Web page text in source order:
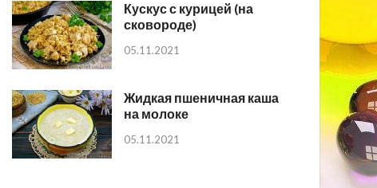
Кускус с курицей (на
сковороде)
05.11.2021
Жидкая пшеничная каша
на молоке
05.11.2021